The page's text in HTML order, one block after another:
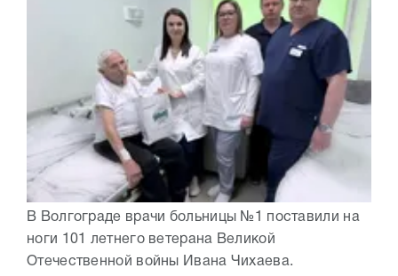
В Волгограде врачи больницы №1 поставили на
ноги 101 летнего ветерана Великой
Отечественной войны Ивана Чихаева.